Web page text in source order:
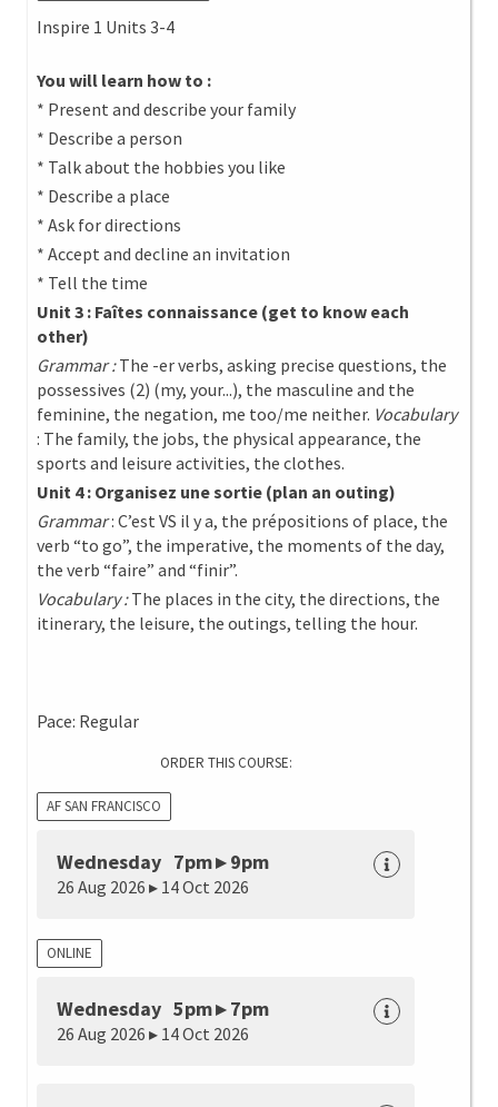
Inspire 1 Units 3-4
You will learn how to :
* Present and describe your family
* Describe a person
* Talk about the hobbies you like
* Describe a place
* Ask for directions
* Accept and decline an invitation
* Tell the time
Unit 3 : Faîtes connaissance (get to know each
other)
Grammar :The -er verbs, asking precise questions, the
possessives (2) (my, your...), the masculine and the
feminine, the negation, me too/me neither. Vocabulary
: The family, the jobs, the physical appearance, the
sports and leisure activities, the clothes.
Unit 4 : Organisez une sortie (plan an outing)
Grammar: C’est VS il y a, the prépositions of place, the
verb “to go”, the imperative, the moments of the day,
the verb “faire” and “finir”.
Vocabulary :The places in the city, the directions, the
itinerary, the leisure, the outings, telling the hour.
Pace: Regular
ORDER THIS COURSE:
AF SAN FRANCISCO
Wednesday 7pm ▸ 9pm
26 Aug 2026 ▸ 14 Oct 2026
ONLINE
Wednesday 5pm ▸ 7pm
26 Aug 2026 ▸ 14 Oct 2026